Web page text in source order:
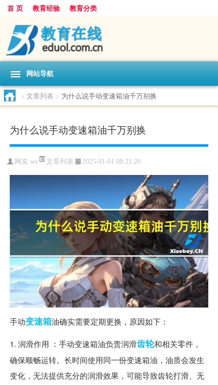
首 页 教育经验 教育分类
网站导航
> 文章列表 > 为什么说手动变速箱油千万别换
为什么说手动变速箱油千万别换
网友:ws 文章列表 2025-01-01 08:21:20
手动变速箱油确实需要定期更换，原因如下：
1. 润滑作用 ：手动变速箱油负责润滑齿轮和相关零件，
确保顺畅运转。长时间使用同一份变速箱油，油质会发生
变化，无法提供充分的润滑效果，可能导致齿轮打滑、无